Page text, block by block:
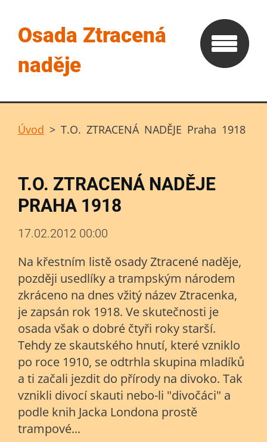
Osada Ztracená
naděje
Úvod > T.O. ZTRACENÁ NADĚJE Praha 1918
T.O. ZTRACENÁ NADĚJE
PRAHA 1918
17.02.2012 00:00
Na křestním listě osady Ztracené naděje,
později usedlíky a trampským národem
zkráceno na dnes vžitý název Ztracenka,
je zapsán rok 1918. Ve skutečnosti je
osada však o dobré čtyři roky starší.
Tehdy ze skautského hnutí, které vzniklo
po roce 1910, se odtrhla skupina mladíků
a ti začali jezdit do přírody na divoko. Tak
vznikli divocí skauti nebo-li "divočáci" a
podle knih Jacka Londona prostě
trampové...